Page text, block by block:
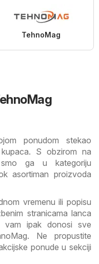
TehnoMag
ponudom stekao
S obzirom na
smo ga u kategoriju
asortiman proizvoda
vremenu ili popisu
stranicama lanca
vam ipak donosi sve
Ne propustite
ponude u sekciji